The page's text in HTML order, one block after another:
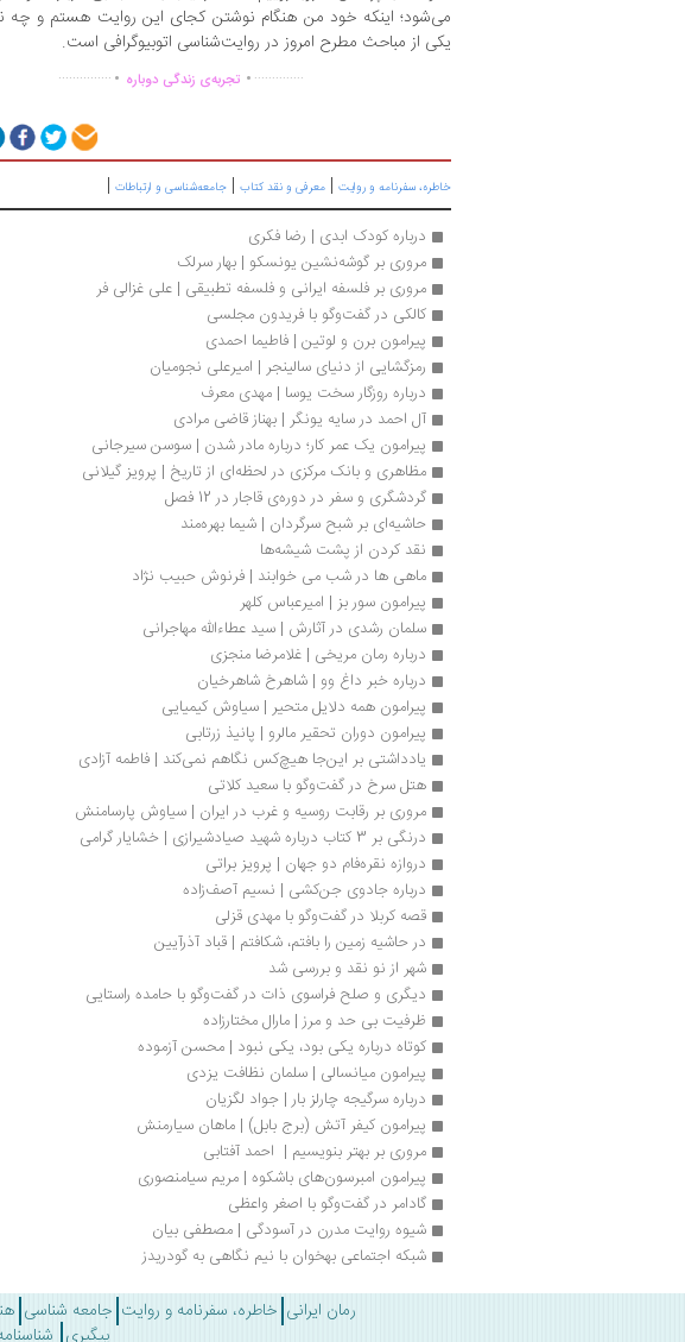
می‌شود؛ اینکه خود من هنگام نوشتن کجای این روایت هستم و چه
یکی از مباحث مطرح امروز در روایت‌شناسی اتوبیوگرافی است.
................ تجربه‌ی زندگی دوباره ...............
خاطره، سفرنامه‌ و روایت | معرفی و نقد کتاب | جامعه‌شناسی و ارتباطات |
درباره کودک ابدی | رضا فکری
مروری بر گوشه‌نشین یونسکو | بهار سرلک
مروری بر فلسفه ایرانی و فلسفه تطبیقی | علی غزالی فر
کالکی در گفت‌وگو با فریدون مجلسی
پیرامون برن و لوتین | فاطیما احمدی
رمزگشایی از دنیای سالینجر | امیرعلی نجومیان
درباره روزگار سخت یوسا | مهدی معرف
آل احمد در سایه یونگر | بهناز قاضی مرادی
پیرامون یک عمر کار؛ درباره مادر شدن | سوسن سیرجانی
مظاهری و بانک مرکزی در لحظه‌ای از تاریخ | پرویز گیلانی
گردشگری و سفر در دوره‌ی قاجار در 12 فصل
حاشیه‌ای بر شبح سرگردان | شیما بهره‌مند
نقد کردن از پشت شیشه‌ها
ماهی ها در شب می خوابند ‌| فرنوش حبیب نژاد
پیرامون سور بز | امیرعباس کلهر
سلمان رشدی در آثارش | سید عطاءالله مهاجرانی
درباره رمان مریخی | غلامرضا منجزی
درباره خبر داغ وو | شاهرخ شاهرخیان
پیرامون همه دلایل متحیر | سیاوش کیمیایی
پیرامون دوران تحقیر مالرو | پانیذ زرتابی
یادداشتی بر این‌جا هیچ‌کس نگاهم نمی‌کند | فاطمه آزادی
هتل سرخ در گفت‌وگو با سعید کلاتی
مروری بر رقابت روسیه و غرب در ایران | سیاوش پارسامنش
درنگی بر 3 کتاب درباره شهید صیادشیرازی | خشایار گرامی
دروازه نقره‌فام دو جهان | پرویز براتی
درباره جادوی جن‌كشی | نسیم آصف‌زاده
قصه کربلا در گفت‌وگو با مهدی قزلی
در حاشیه زمین را بافتم، شکافتم | قباد آذرآیین
شهر از نو نقد و بررسی شد
دیگری و صلح فراسوی ذات در گفت‌وگو با حامده راستایی
ظرفیت بی ‌حد و مرز | مارال مختارزاده
کوتاه درباره یکی بود، یکی نبود | محسن آزموده
پیرامون میانسالی | سلمان نظافت یزدی
درباره سرگیجه چارلز بار | جواد لگزیان
پیرامون کیفر آتش (برج بابل) | ماهان سیارمنش
مروری بر بهتر بنویسیم |  احمد آفتابی
پیرامون امبرسون‌های باشکوه | مریم سیامنصوری
گادامر در گفت‌وگو با اصغر واعظی
شیوه روایت مدرن در آسودگی | مصطفی بیان
شبکه اجتماعی بهخوان با نیم نگاهی به گودریدز
رمان ایرانی خاطره، سفرنامه و روایت جامعه شناسی
پیگیری